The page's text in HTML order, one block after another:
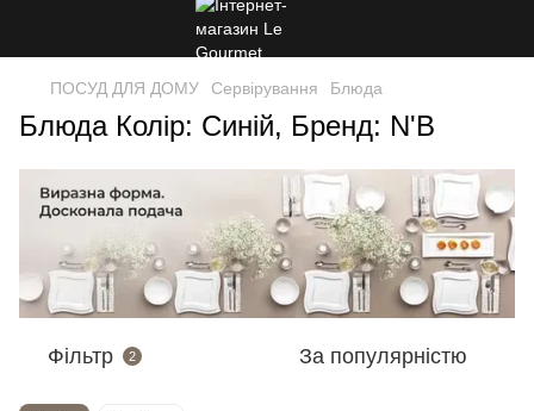
ПОСУД ДЛЯ ДОМУ Сервірування Блюда
Блюда Колір: Синій, Бренд: N'B
Фільтр 2 За популярністю